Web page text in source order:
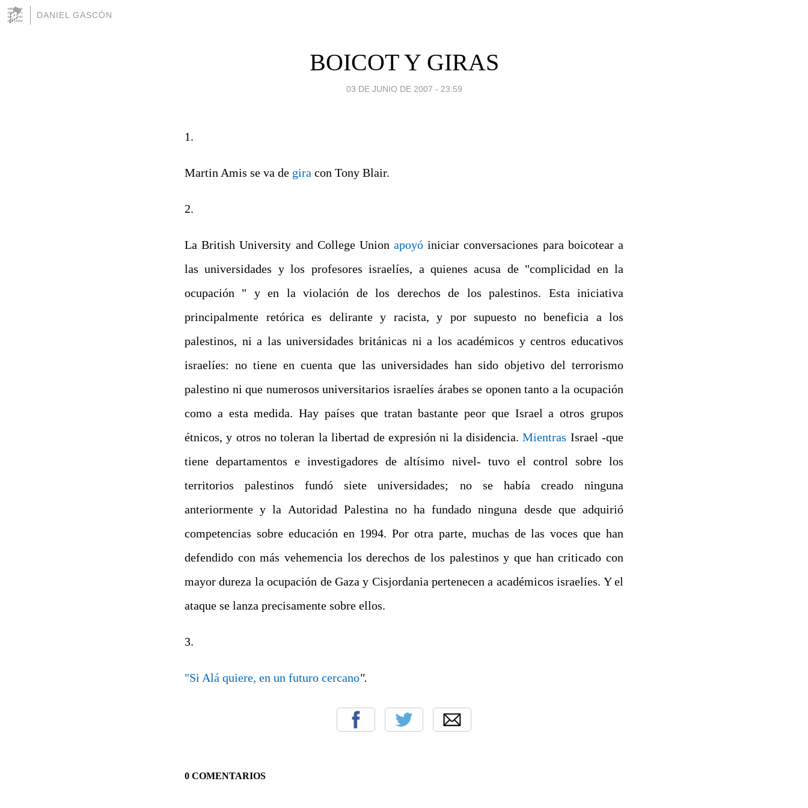
DANIEL GASCÓN
BOICOT Y GIRAS
03 DE JUNIO DE 2007 - 23:59
1.
Martin Amis se va de gira con Tony Blair.
2.
La British University and College Unionapoyó iniciar conversaciones para boicotear a
las universidades y los profesores israelíes, a quienes acusa de "complicidad en la
ocupación " y en la violación de los derechos de los palestinos. Esta iniciativa
principalmente retórica es delirante y racista, y por supuesto no beneficia a los
palestinos, ni a las universidades británicas ni a los académicos y centros educativos
israelíes: no tiene en cuenta que las universidades han sido objetivo del terrorismo
palestino ni que numerosos universitarios israelíes árabes se oponen tanto a la ocupación
como a esta medida. Hay países que tratan bastante peor que Israel a otros grupos
étnicos, y otros no toleran la libertad de expresión ni la disidencia.Mientras Israel -que
tiene departamentos e investigadores de altísimo nivel- tuvo el control sobre los
territorios palestinos fundó siete universidades; no se había creado ninguna
anteriormente y la Autoridad Palestina no ha fundado ninguna desde que adquirió
competencias sobre educación en 1994. Por otra parte, muchas de las voces que han
defendido con más vehemencia los derechos de los palestinos y que han criticado con
mayor dureza la ocupación de Gaza y Cisjordania pertenecen a académicos israelíes. Y el
ataque se lanza precisamente sobre ellos.
3.
"Si Alá quiere, en un futuro cercano".
0 COMENTARIOS